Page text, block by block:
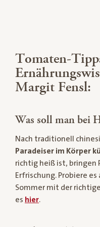
Tomaten-
Margit Fensl:
Was soll man bei
Nach traditionell
Paradeiser im Körper
richtig heiß ist, bringen
Erfrischung. Probiere
Sommer mit der
es hier.